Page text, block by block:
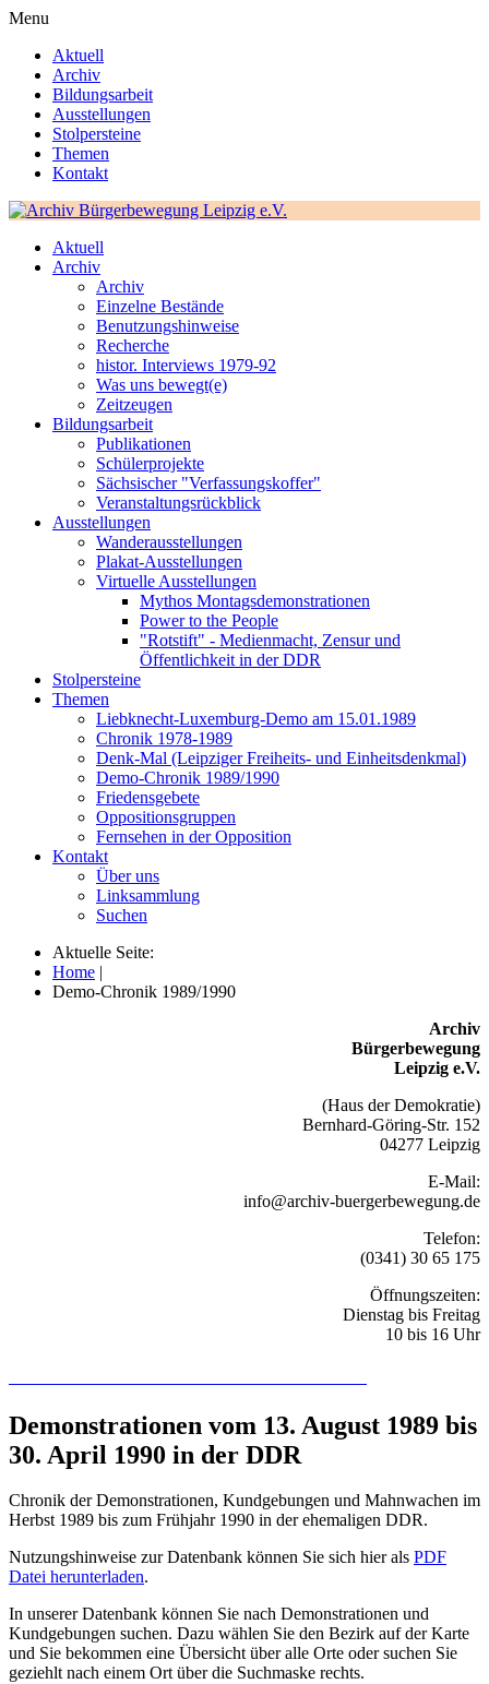
Menu
Aktuell
Archiv
Bildungsarbeit
Ausstellungen
Stolpersteine
Themen
Kontakt
Aktuell
Archiv
Archiv
Einzelne Bestände
Benutzungshinweise
Recherche
histor. Interviews 1979-92
Was uns bewegt(e)
Zeitzeugen
Bildungsarbeit
Publikationen
Schülerprojekte
Sächsischer "Verfassungskoffer"
Veranstaltungsrückblick
Ausstellungen
Wanderausstellungen
Plakat-Ausstellungen
Virtuelle Ausstellungen
Mythos Montagsdemonstrationen
Power to the People
"Rotstift" - Medienmacht, Zensur und
Öffentlichkeit in der DDR
Stolpersteine
Themen
Liebknecht-Luxemburg-Demo am 15.01.1989
Chronik 1978-1989
Denk-Mal (Leipziger Freiheits- und Einheitsdenkmal)
Demo-Chronik 1989/1990
Friedensgebete
Oppositionsgruppen
Fernsehen in der Opposition
Kontakt
Über uns
Linksammlung
Suchen
Aktuelle Seite:
Home |
Demo-Chronik 1989/1990
Archiv
Bürgerbewegung
Leipzig e.V.
(Haus der Demokratie)
Bernhard-Göring-Str. 152
04277 Leipzig
E-Mail:
info@archiv-buergerbewegung.de
Telefon:
(0341) 30 65 175
Öffnungszeiten:
Dienstag bis Freitag
10 bis 16 Uhr
Demonstrationen vom 13. August 1989 bis
30. April 1990 in der DDR
Chronik der Demonstrationen, Kundgebungen und Mahnwachen im
Herbst 1989 bis zum Frühjahr 1990 in der ehemaligen DDR.
Nutzungshinweise zur Datenbank können Sie sich hier als PDF
Datei herunterladen.
In unserer Datenbank können Sie nach Demonstrationen und
Kundgebungen suchen. Dazu wählen Sie den Bezirk auf der Karte
und Sie bekommen eine Übersicht über alle Orte oder suchen Sie
geziehlt nach einem Ort über die Suchmaske rechts.